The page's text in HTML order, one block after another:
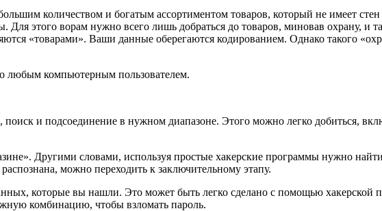
количеством и богатым ассортиментом товаров, который не имеет
Для этого ворам нужно всего лишь добраться до товаров, миновав охрану, и
«товарами». Ваши данные оберегаются кодированием. Однако такого
любым компьютерным пользователем.
и подсоединение в нужном диапазоне. Этого можно легко добиться,
Другими словами, используя простые хакерские программы нужно
можно переходить к заключительному этапу.
которые вы нашли. Это может быть легко сделано с помощью хакерской
комбинацию, чтобы взломать пароль.